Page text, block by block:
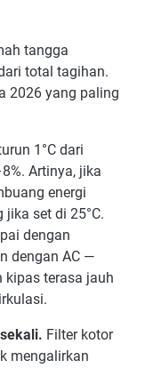
tangga
total tagihan.
2026 yang paling
1°C dari
Artinya, jika
energi
set di 25°C.
dengan
dengan AC —
kipas terasa jauh
Filter kotor
mengalirkan